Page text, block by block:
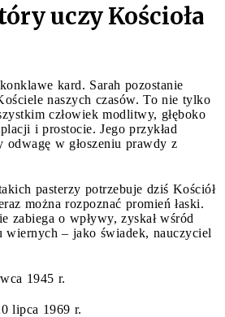
uczy Kościoła
kard. Sarah pozostanie
naszych czasów. To nie tylko
człowiek modlitwy, głęboko
i prostocie. Jego przykład
odwagę w głoszeniu prawdy z
pasterzy potrzebuje dziś Kościół
można rozpoznać promień łaski.
zabiega o wpływy, zyskał wśród
wiernych – jako świadek, nauczyciel
1945 r.
lipca 1969 r.